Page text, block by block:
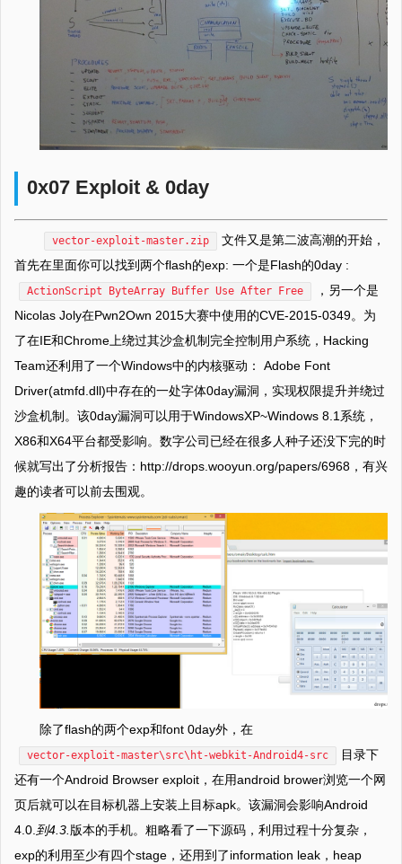
0x07 Exploit & 0day
vector-exploit-master.zip
文件又是第二波高潮的开始，
首先在里面你可以找到两个flash的exp: 一个是Flash的0day :
ActionScript ByteArray Buffer Use After Free
，另一个是
Nicolas Joly在Pwn2Own 2015大赛中使用的CVE-2015-0349。为
了在IE和Chrome上绕过其沙盒机制完全控制用户系统，Hacking
Team还利用了一个Windows中的内核驱动： Adobe Font
Driver(atmfd.dll)中存在的一处字体0day漏洞，实现权限提升并绕过
沙盒机制。该0day漏洞可以用于WindowsXP~Windows 8.1系统，
X86和X64平台都受影响。数字公司已经在很多人种子还没下完的时
候就写出了分析报告：http://drops.wooyun.org/papers/6968，有兴
趣的读者可以前去围观。
除了flash的两个exp和font 0day外，在
vector-exploit-master\src\ht-webkit-Android4-src
目录下
还有一个Android Browser exploit，在用android brower浏览一个网
页后就可以在目标机器上安装上目标apk。该漏洞会影响Android
4.0. 到4.3. 版本的手机。粗略看了一下源码，利用过程十分复杂，
exp的利用至少有四个stage，还用到了information leak，heap